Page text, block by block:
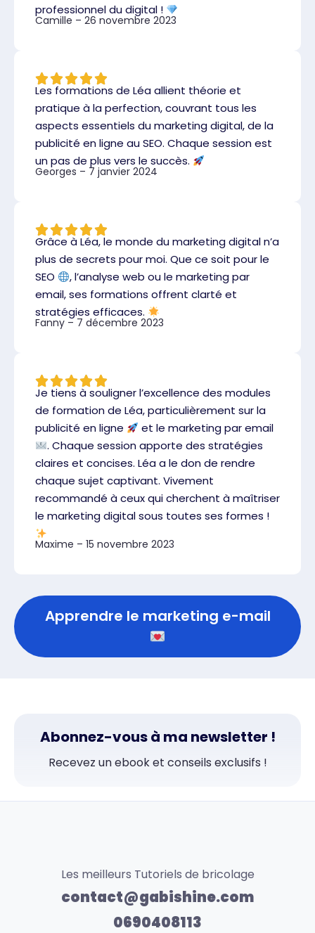
professionnel du digital !
Camille – 26 novembre 2023
Les formations de Léa allient théorie et
pratique à la perfection, couvrant tous les
aspects essentiels du marketing digital, de la
publicité en ligne au SEO. Chaque session est
un pas de plus vers le succès.
Georges – 7 janvier 2024
Grâce à Léa, le monde du marketing digital n’a
plus de secrets pour moi. Que ce soit pour le
SEO
, l’analyse web ou le marketing par
email, ses formations offrent clarté et
stratégies efficaces.
Fanny – 7 décembre 2023
Je tiens à souligner l’excellence des modules
de formation de Léa, particulièrement sur la
publicité en ligne
et le marketing par email
. Chaque session apporte des stratégies
claires et concises. Léa a le don de rendre
chaque sujet captivant. Vivement
recommandé à ceux qui cherchent à maîtriser
le marketing digital sous toutes ses formes !
Maxime – 15 novembre 2023
Apprendre le marketing e-mail
Abonnez-vous à ma newsletter !
Recevez un ebook et conseils exclusifs !
Les meilleurs Tutoriels de bricolage
contact@gabishine.com
0690408113